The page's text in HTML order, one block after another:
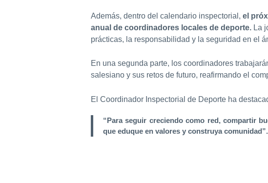
Además, dentro del calendario inspectorial, el
anual de coordinadores locales de deporte. La
prácticas, la responsabilidad y la seguridad en el
En una segunda parte, los coordinadores
salesiano y sus retos de futuro, reafirmando el
El Coordinador Inspectorial de Deporte ha
“Para seguir creciendo como red, compartir
que eduque en valores y construya comunidad”.